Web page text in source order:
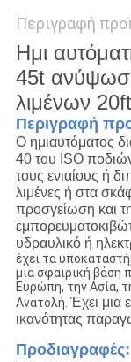
Περιγραφή
Ημι
45t
λιμένων 20ft
Περιγραφή
Ο ημιαυτόματος
40 του ISO
τους ενιαίους ή
λιμένες ή στα
προσγείωση και
υδραυλικό ή
έχει τα
μια σφαιρική βάση
Ευρώπη, την Ασία,
Ανατολή. Έχει μια
ικανότητας
Προδιαγραφές: